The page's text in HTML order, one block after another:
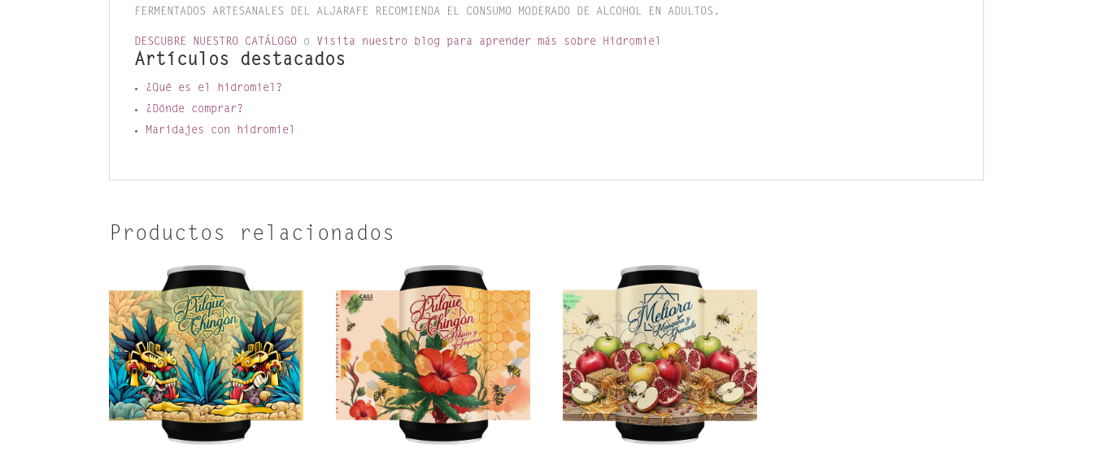
FERMENTADOS ARTESANALES DEL ALJARAFE RECOMIENDA EL CONSUMO MODERADO DE ALCOHOL EN ADULTOS.
DESCUBRE NUESTRO CATÁLOGO o Visita nuestro blog para aprender más sobre Hidromiel
Artículos destacados
¿Qué es el hidromiel?
¿Dónde comprar?
Maridajes con hidromiel
Productos relacionados